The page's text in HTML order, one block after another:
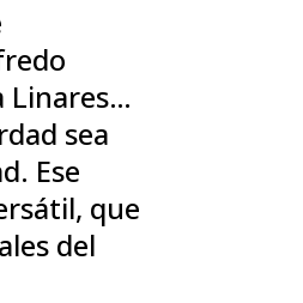
Linares…
sea
Ese
que
del